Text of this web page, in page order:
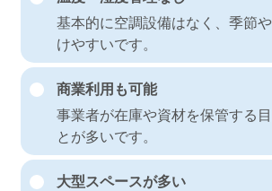
基本的に空調設備はなく、季節
けやすいです。
商業利用も可能
事業者が在庫や資材を保管する
とが多いです。
大型スペースが多い